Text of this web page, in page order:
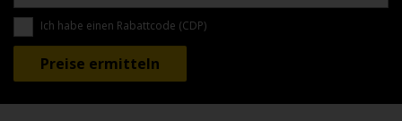
Ich habe einen Rabattcode (CDP)